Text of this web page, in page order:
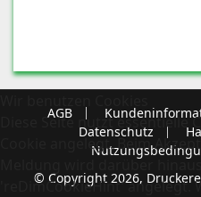
AGB
Datenschutz
© Copyright 2026,
Diese Seite nutzt essentielle
Cookie angelegt. Beim
Meldung wird darüber
'reDimCookieHint' angelegt.